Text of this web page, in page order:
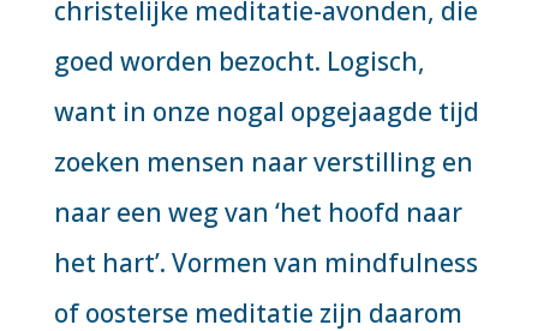
christelijke meditatie-avonden, die
goed worden bezocht. Logisch,
want in onze nogal opgejaagde tijd
zoeken mensen naar verstilling en
naar een weg van ‘het hoofd naar
het hart’. Vormen van mindfulness
of oosterse meditatie zijn daarom